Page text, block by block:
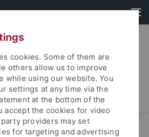
für Ethik in den
... Co-laborative Forschung & Innovation
cookies. Some of them are
others allow us to improve
while using our website. You
settings at any time via the
at the bottom of the
accept the cookies for video
providers may set
for targeting and advertising